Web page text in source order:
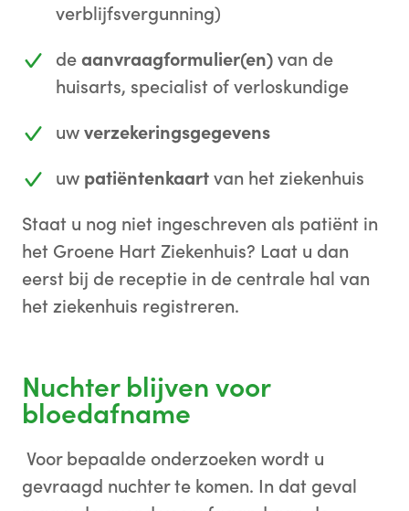
verblijfsvergunning)
deaanvraagformulier(en)van de
huisarts, specialist of verloskundige
uwverzekeringsgegevens
uw patiëntenkaartvan het ziekenhuis
Staat u nog niet ingeschreven als patiënt in
het Groene Hart Ziekenhuis? Laat u dan
eerst bij de receptie in de centrale hal van
het ziekenhuis registreren.
Nuchter blijven voor
bloedafname
Voor bepaalde onderzoeken wordt u
gevraagd nuchter te komen. In dat geval